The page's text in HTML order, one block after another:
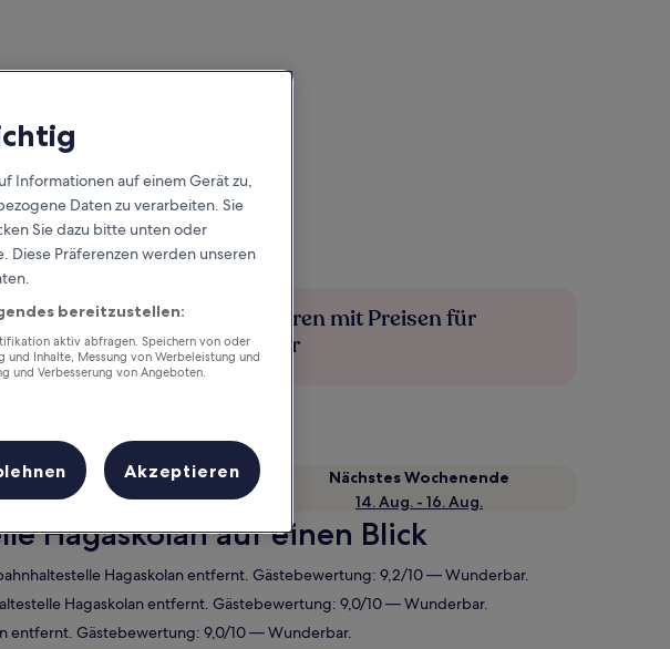
Mehr sparen mit Preisen für
Mitglieder
Dieses Wochenende
7. Aug. - 9. Aug.
Nächstes Wochenende
14. Aug. - 16. Aug.
Hagaskolan auf einen Blick
Hagaskolan entfernt. Gästebewertung: 9,2/10 — Wunderbar.
Hagaskolan entfernt. Gästebewertung: 9,0/10 — Wunderbar.
entfernt. Gästebewertung: 9,0/10 — Wunderbar.
Informationen auf einem Gerät zu,
Daten zu verarbeiten. Sie
Sie dazu bitte unten oder
Diese Präferenzen werden unseren
bereitzustellen:
aktiv abfragen. Speichern von oder
Inhalte, Messung von Werbeleistung und
und Verbesserung von Angeboten.
Akzeptieren